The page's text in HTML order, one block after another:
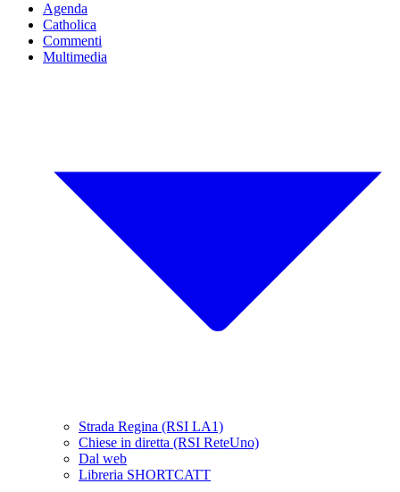
Agenda
Catholica
Commenti
Multimedia
Strada Regina (RSI LA1)
Chiese in diretta (RSI ReteUno)
Dal web
Libreria SHORTCATT